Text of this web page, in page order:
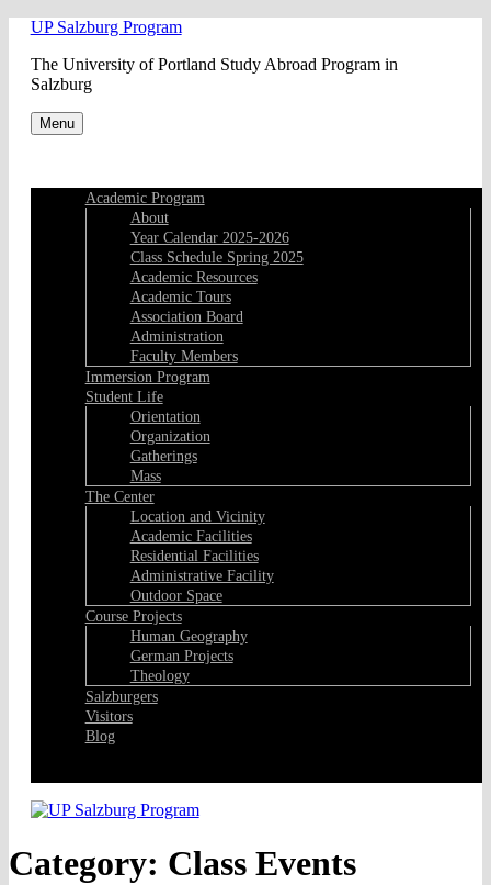
Skip
content
UP Salzburg Program
The University of Portland Study Abroad Program in
Salzburg
Menu
Academic Program
About
Year Calendar 2025-2026
Class Schedule Spring 2025
Academic Resources
Academic Tours
Association Board
Administration
Faculty Members
Immersion Program
Student Life
Orientation
Organization
Gatherings
Mass
The Center
Location and Vicinity
Academic Facilities
Residential Facilities
Administrative Facility
Outdoor Space
Course Projects
Human Geography
German Projects
Theology
Salzburgers
Visitors
Blog
Category: Class Events